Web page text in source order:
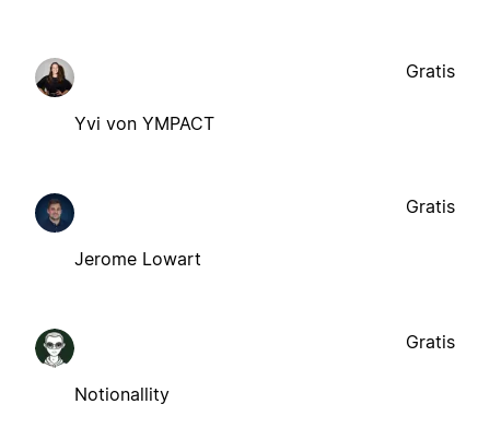
Yvi von YMPACT
Gratis
Jerome Lowart
Gratis
Notionallity
Gratis